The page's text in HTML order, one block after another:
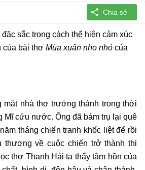
đặc sắc trong cách thể hiện cảm xúc
của bài thơ Mùa xuân nho nhỏ của
nhà thơ trưởng thành trong thời
Mĩ cứu nước. Ông đã bám trụ lại quê
tháng chiến tranh khốc liệt để rồi
thương về cuộc chiến trở thành thi
thơ Thanh Hải ta thấy tâm hồn của